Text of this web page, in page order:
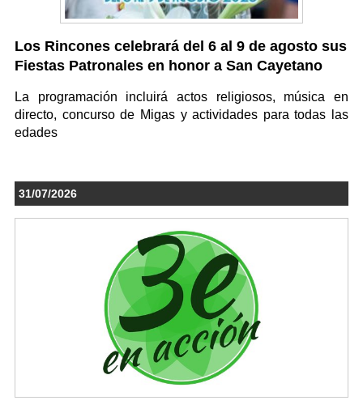
Los Rincones celebrará del 6 al 9 de agosto sus
Fiestas Patronales en honor a San Cayetano
La programación incluirá actos religiosos, música en
directo, concurso de Migas y actividades para todas las
edades
31/07/2026